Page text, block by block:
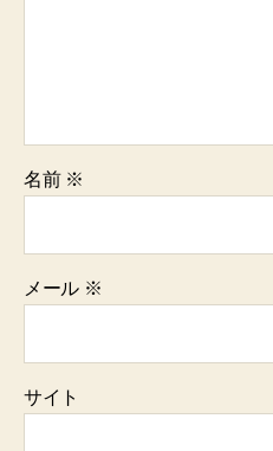
名前 ※
メール ※
サイト